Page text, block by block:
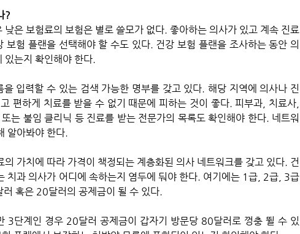
?
은 보험료의 보험은 별로 쓸모가 없다. 좋아하는 의사가 있고 계속 진료
험 플랜을 선택해야 할 수도 있다. 건강 보험 플랜을 조사하는 동안 의
있는지 확인해야 한다.
입력할 수 있는 검색 가능한 명부를 갖고 있다. 해당 지역에 의사나 진
편하게 치료를 받을 수 없기 때문에 피하는 것이 좋다. 피부과, 치료사,
는 불임 클리닉 등 진료를 받는 전문가의 목록도 확인해야 한다. 네트워
알아봐야 한다.
가치에 따라 가격이 책정되는 계층화된 의사 네트워크를 갖고 있다. 건
치과 의사가 어디에 속하는지 염두에 둬야 한다. 여기에는 1급, 2급, 3급
혹은 20달러의 공제금이 될 수 있다.
3단계인 경우 20달러 공제금이 갑자기 방문당 80달러로 껑충 뛸 수 있